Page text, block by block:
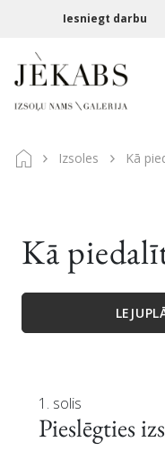
Iesniegt darbu
Izsoles Kā
Kā
1. solis
Pieslēgties